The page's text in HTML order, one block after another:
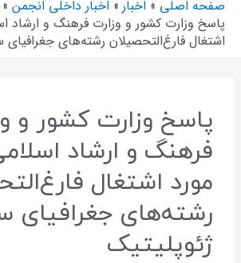
صفحه اصلی اخبار
اخبار داخلی انجمن
پاسخ وزارت کشور و وزارت فرهنگ و ارشاد
اشتغال فارغ‌التحصیلان رشته‌های
پاسخ وزارت کشور و
فرهنگ و ارشاد
مورد اشتغال
رشته‌های جغرافیای
ژئوپلیتیک